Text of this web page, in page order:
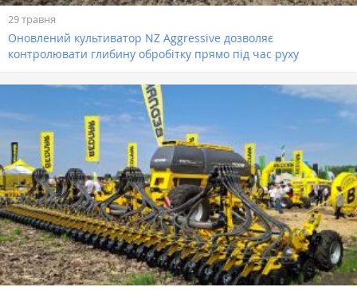
29 травня
Оновлений культиватор NZ Aggressive дозволяє
контролювати глибину обробітку прямо під час руху